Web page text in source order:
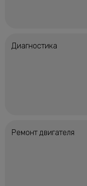
Диагностика
Ремонт двигателя